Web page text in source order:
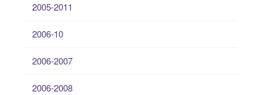
2005-2011
2006-10
2006-2007
2006-2008